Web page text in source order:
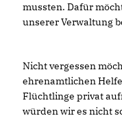
mussten. Dafür
unserer Verwaltung
Nicht vergessen
ehrenamtlichen
Flüchtlinge privat
würden wir es nicht